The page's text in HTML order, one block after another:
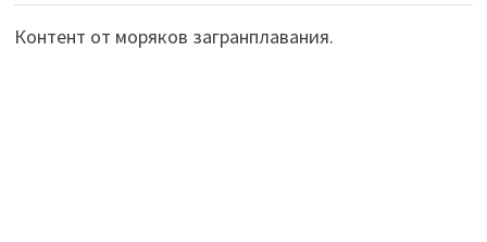
Контент от моряков загранплавания.